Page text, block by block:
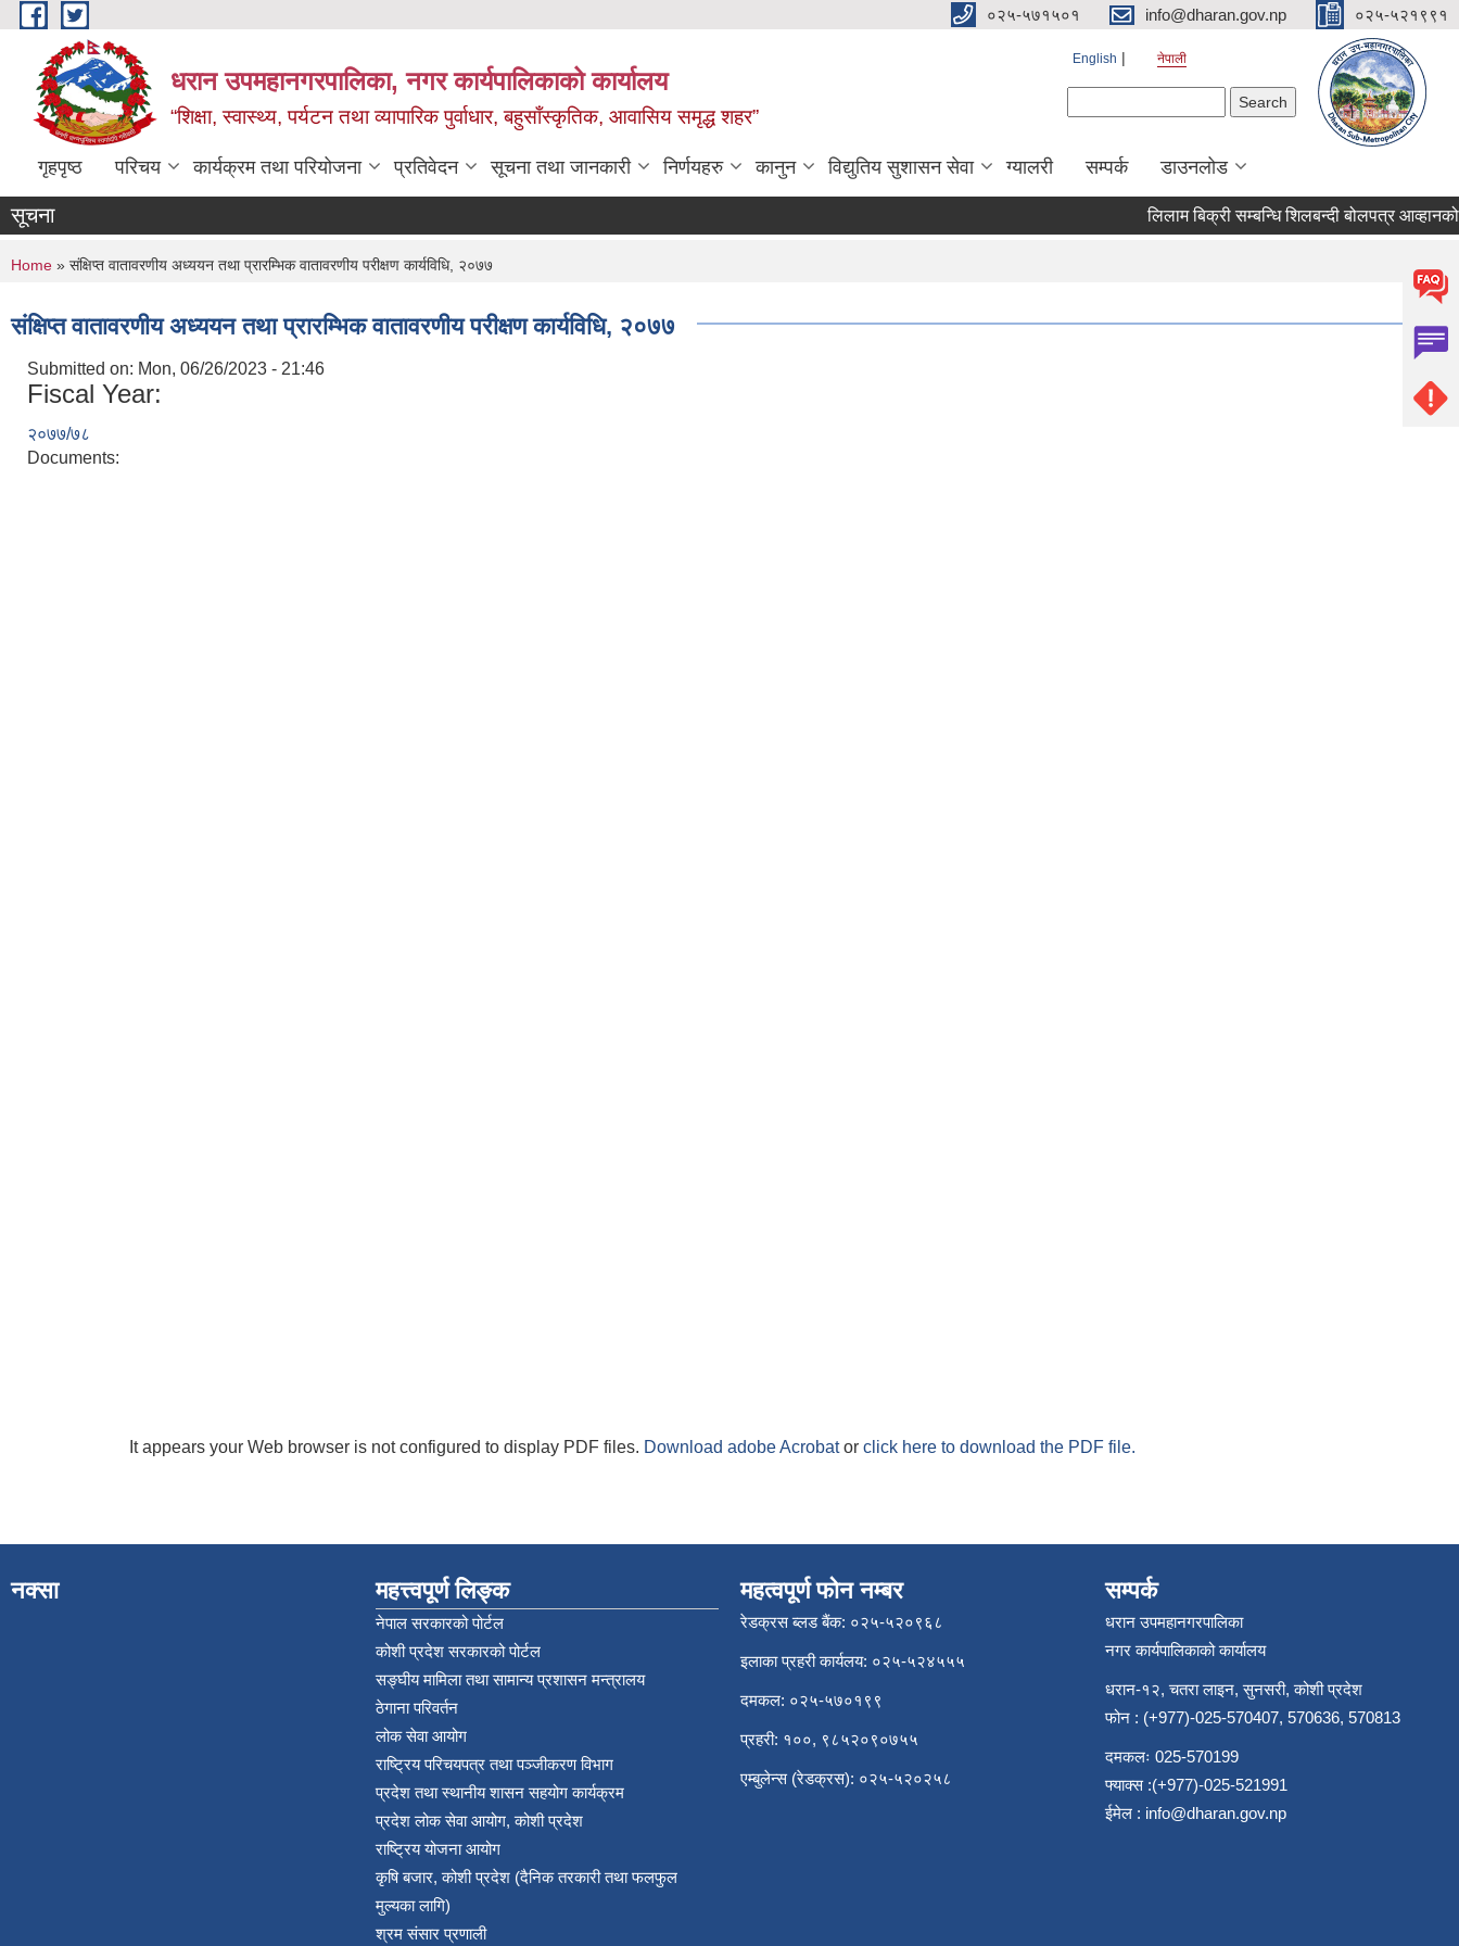
Skip to main content ०२५-५७१५०१ info@dharan.gov.np ०२५-५२१९९१
धरान उपमहानगरपालिका, नगर कार्यपालिकाको कार्यालय
“शिक्षा, स्वास्थ्य, पर्यटन तथा व्यापारिक पुर्वाधार, बहुसाँस्कृतिक, आवासिय समृद्ध शहर”
English नेपाली
गृहपृष्ठ परिचय कार्यक्रम तथा परियोजना प्रतिवेदन सूचना तथा जानकारी निर्णयहरु कानुन विद्युतिय सुशासन सेवा ग्यालरी सम्पर्क डाउनलोड
सूचना लिलाम बिक्री सम्बन्धि शिलबन्दी
You are here
Home » संक्षिप्त वातावरणीय अध्ययन तथा प्रारम्भिक वातावरणीय परीक्षण कार्यविधि, २०७७
संक्षिप्त वातावरणीय अध्ययन तथा प्रारम्भिक वातावरणीय परीक्षण कार्यविधि, २०७७
Submitted on: Mon, 06/26/2023 - 21:46
Fiscal Year:
२०७७/७८
Documents:
It appears your Web browser is not configured to display PDF files. Download adobe Acrobator click here to download the PDF file.
नक्सा महत्त्वपूर्ण लिङ्क
नेपाल सरकारको पोर्टल
कोशी प्रदेश सरकारको पोर्टल
सङ्‍घीय मामिला तथा सामान्य प्रशासन मन्त्रालय
ठेगाना परिवर्तन
लोक सेवा आयोग
राष्ट्रिय परिचयपत्र तथा पञ्‍जीकरण विभाग
प्रदेश तथा स्थानीय शासन सहयोग कार्यक्रम
प्रदेश लोक सेवा आयोग, कोशी प्रदेश
राष्ट्रिय योजना आयोग
कृषि बजार, कोशी प्रदेश (दैनिक तरकारी तथा फलफुल
मुल्यका लागि)
श्रम संसार प्रणाली
महत्वपूर्ण फोन नम्बर
रेडक्रस ब्लड बैंक: ०२५-५२०९६८
इलाका प्रहरी कार्यलय: ०२५-५२४५५५
दमकल: ०२५-५७०१९९
प्रहरी: १००, ९८५२०९०७५५
एम्बुलेन्स (रेडक्रस): ०२५-५२०२५८
सम्पर्क
धरान उपमहानगरपालिका
नगर कार्यपालिकाको कार्यालय
धरान-१२, चतरा लाइन, सुनसरी, कोशी प्रदेश
फोन : (+977)-025-570407, 570636, 570813
दमकलः 025-570199
फ्याक्स :(+977)-025-521991
ईमेल : info@dharan.gov.np